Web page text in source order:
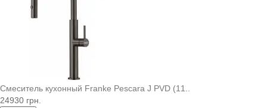
Смеситель кухонный Franke Pescara J PVD (11..
24930 грн.